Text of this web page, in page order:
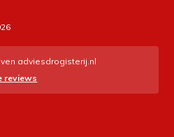
adviesdrogisterij.nl
reviews